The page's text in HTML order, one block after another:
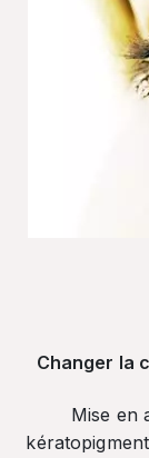
Changer la
Mise en